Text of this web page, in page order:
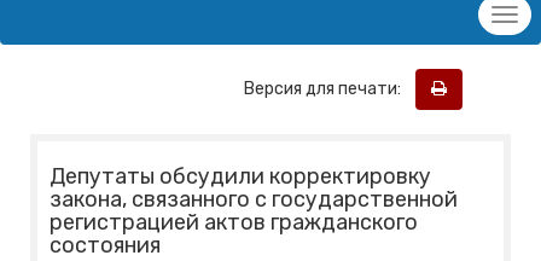
Версия для печати:
Депутаты обсудили корректировку
закона, связанного с государственной
регистрацией актов гражданского
состояния